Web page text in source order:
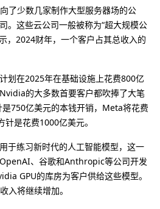
了少数几家制作大型服务器场的公
。这些云公司一般被称为“超大规模公
，2024财年，一个客户占其总收入的
划在2025年在基础设施上花费800亿
的大多数首要客户都吹捧了大笔
750亿美元的本钱开销，Meta将花费
是花费1000亿美元。
于练习新时代的人工智能模型，这一
、谷歌和Anthropic等公司开发
GPU的库房为客户供给这些模型。
入将继续增加。